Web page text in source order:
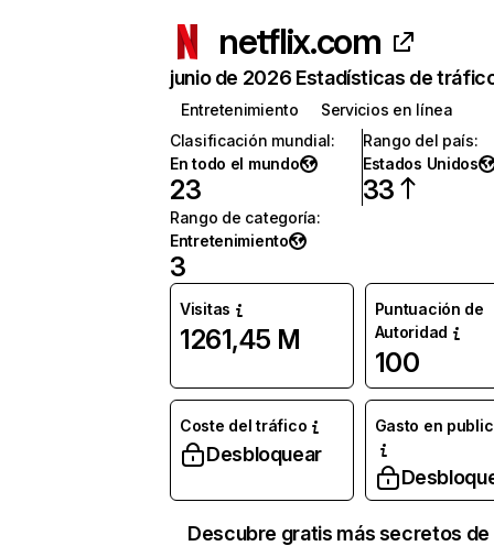
netflix.com
junio de 2026 Estadísticas de
Entretenimiento
Servicios en línea
Clasificación mundial:
En todo el mundo
23
Rango del país:
Estados Unidos
33
Rango de categoría:
Entretenimiento
3
Visitas
1261,45 M
Puntuación de
Autoridad
100
Coste del tráfico
Desbloquear
Gasto en
Descubre gratis más secretos de